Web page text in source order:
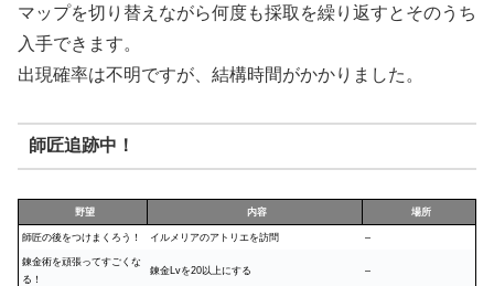
マップを切り替えながら何度も採取を繰り返すとそのうち
入手できます。
出現確率は不明ですが、結構時間がかかりました。
師匠追跡中！
野望 内容 場所
師匠の後をつけまくろう！ イルメリアのアトリエを訪問 –
錬金術を頑張ってすごくな
る！
錬金Lvを20以上にする –